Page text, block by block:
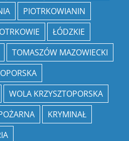
PIOTRKOWIANIN
ŁÓDZKIE
TOMASZÓW MAZOWIECKI
WOLA KRZYSZTOPORSKA
KRYMINAŁ